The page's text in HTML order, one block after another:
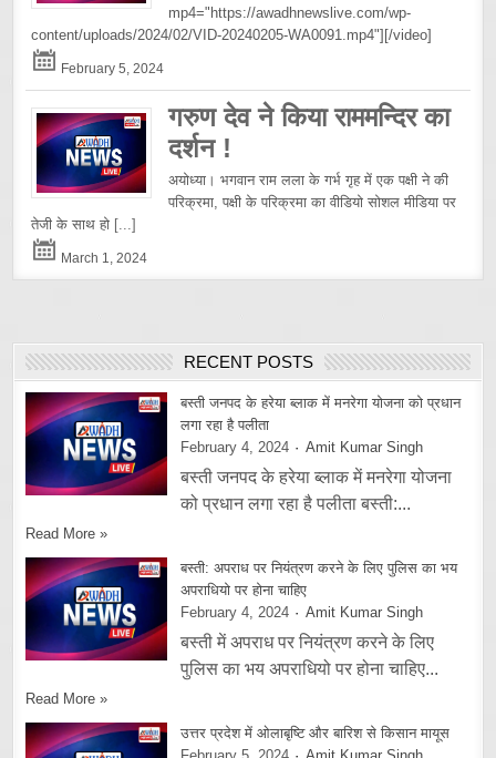
mp4="https://awadhnewslive.com/wp-
content/uploads/2024/02/VID-20240205-WA0091.mp4"][/video]
February 5, 2024
गरुण देव ने किया राममन्दिर का
दर्शन !
अयोध्या। भगवान राम लला के गर्भ गृह में एक पक्षी ने की
परिक्रमा, पक्षी के परिक्रमा का वीडियो सोशल मीडिया पर
तेजी के साथ हो [...]
March 1, 2024
RECENT POSTS
बस्ती जनपद के हरेया ब्लाक में मनरेगा योजना को प्रधान
लगा रहा है पलीता
February 4, 2024
Amit Kumar Singh
बस्ती जनपद के हरेया ब्लाक में मनरेगा योजना
को प्रधान लगा रहा है पलीता बस्ती:...
Read More »
बस्ती: अपराध पर नियंत्रण करने के लिए पुलिस का भय
अपराधियो पर होना चाहिए
February 4, 2024
Amit Kumar Singh
बस्ती में अपराध पर नियंत्रण करने के लिए
पुलिस का भय अपराधियो पर होना चाहिए...
Read More »
उत्तर प्रदेश में ओलाबृष्टि और बारिश से किसान मायूस